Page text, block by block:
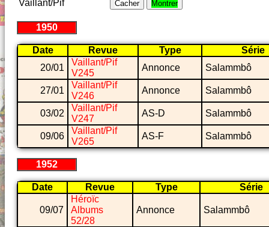
Vaillant/Pif Cacher Montrer
1950
Date Revue Type
Série
20/01
Vaillant/Pif
V245
Annonce Salammbô
27/01
Vaillant/Pif
V246
Annonce Salammbô
03/02
Vaillant/Pif
V247
AS-D Salammbô
09/06
Vaillant/Pif
V265
AS-F Salammbô
1952
Date Revue Type Série
09/07
Héroïc
Albums
52/28
Annonce Salammbô